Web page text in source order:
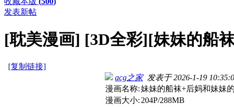
发表新帖
[耽美漫画] [3D全彩][妹妹的船
[复制链接]
acg之家发表于 2026-1-19
漫画名称:妹妹的船袜+后妈和妹妹
漫画大小: 204P/288MB